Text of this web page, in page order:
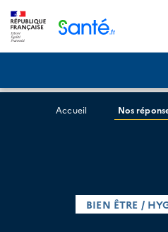
Accueil Nos
BIEN ÊTRE /